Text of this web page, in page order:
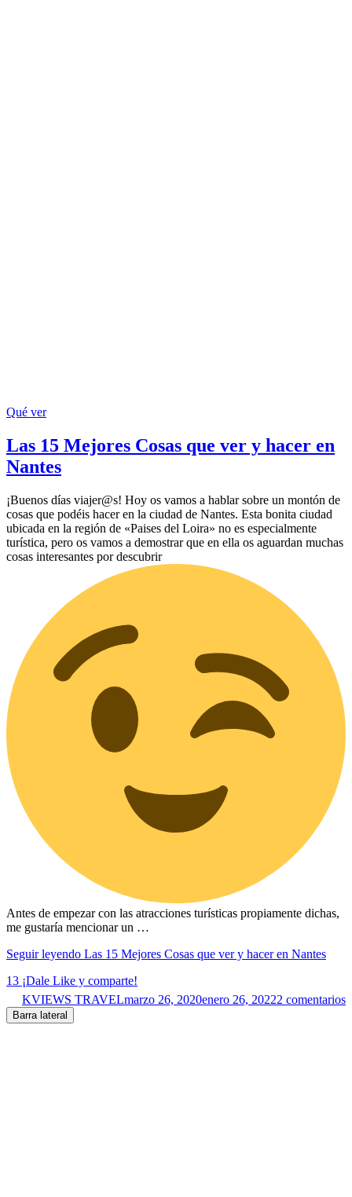
Qué ver
Las 15 Mejores Cosas que ver y hacer en
Nantes
¡Buenos días viajer@s! Hoy os vamos a hablar sobre un montón de
cosas que podéis hacer en la ciudad de Nantes. Esta bonita ciudad
ubicada en la región de «Paises del Loira» no es especialmente
turística, pero os vamos a demostrar que en ella os aguardan muchas
cosas interesantes por descubrir
Antes de empezar con las atracciones turísticas propiamente dichas,
me gustaría mencionar un …
Seguir leyendo Las 15 Mejores Cosas que ver y hacer en Nantes
13 ¡Dale Like y comparte!
KVIEWS TRAVELmarzo 26, 2020enero 26, 20222 comentarios
Barra lateral